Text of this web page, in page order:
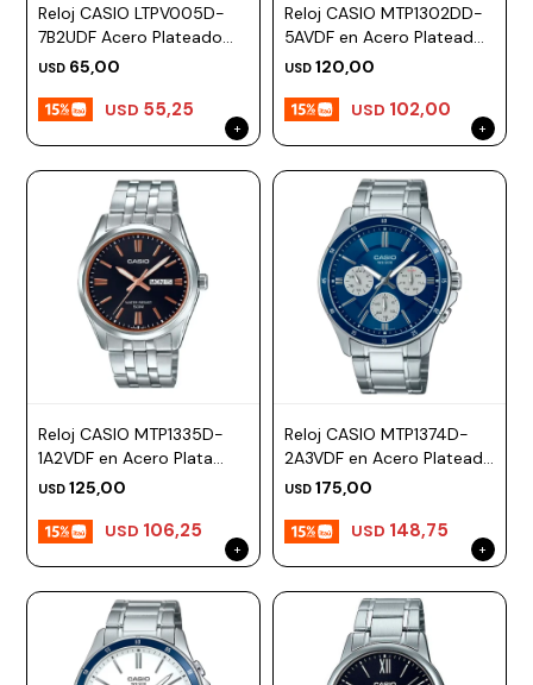
Reloj CASIO LTPV005D-
7B2UDF Acero Plateado
Esfera 28mm
USD 65,00
USD 55,25
Reloj CASIO MTP1302DD-
5AVDF en Acero Plateado
Esfera 38mm
USD 120,00
USD 102,00
Reloj CASIO MTP1335D-
1A2VDF en Acero Plata
Esfera 39mm
USD 125,00
USD 106,25
Reloj CASIO MTP1374D-
2A3VDF en Acero Plateado
Esfera 44mm
USD 175,00
USD 148,75